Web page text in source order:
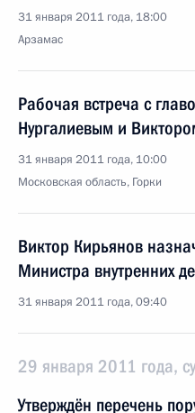
31 января 2011 года, 18:00
Арзамас
Рабочая встреча с
Нургалиевым и
31 января 2011 года, 10:00
Московская область, Горки
Виктор Кирьянов
Министра внутренних
31 января 2011 года, 09:40
29 января 2011 года,
Утверждён перечень